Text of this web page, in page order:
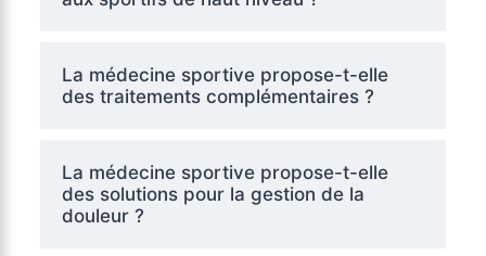
La médecine sportive propose-t-elle
des traitements complémentaires ?
La médecine sportive propose-t-elle
des solutions pour la gestion de la
douleur ?